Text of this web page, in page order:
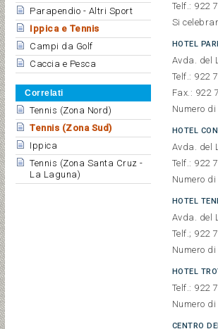
Parapendio - Altri Sport
Ippica e Tennis
Campi da Golf
Caccia e Pesca
Correlati
Tennis (Zona Nord)
Tennis (Zona Sud)
Ippica
Tennis (Zona Santa Cruz -
La Laguna)
Telf.: 922
Si
HOTEL
Avda. del
Telf.: 922
Fax.: 922
Numero
HOTEL
Avda. del
Telf.: 922
Numero
HOTEL
Avda. del
Telf.; 922
Numero
HOTEL
Telf.: 922
Numero
CENTRO